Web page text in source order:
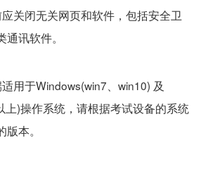
关闭无关网页和软件，包括安全卫
讯软件。
用于Windows(win7、win10) 及
上)操作系统，请根据考试设备的系统
本。